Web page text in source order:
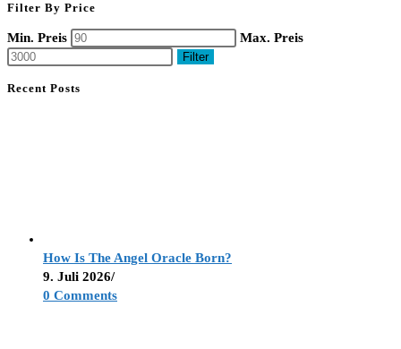
Filter By Price
Min. Preis Max. Preis
Filter
Recent Posts
How Is The Angel Oracle Born?
9. Juli 2026/
0 Comments